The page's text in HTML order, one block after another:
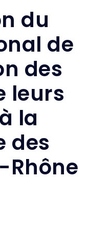
du
de
des
leurs
la
des